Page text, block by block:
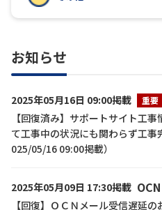
お知らせ
2025年05月16日 09:00掲載 重要
【回復済み】サポートサイト工
て工事中の状況にも関わらず工
025/05/16 09:00掲載）
2025年05月09日 17:30掲載
【回復】ＯＣＮメール受信遅延の